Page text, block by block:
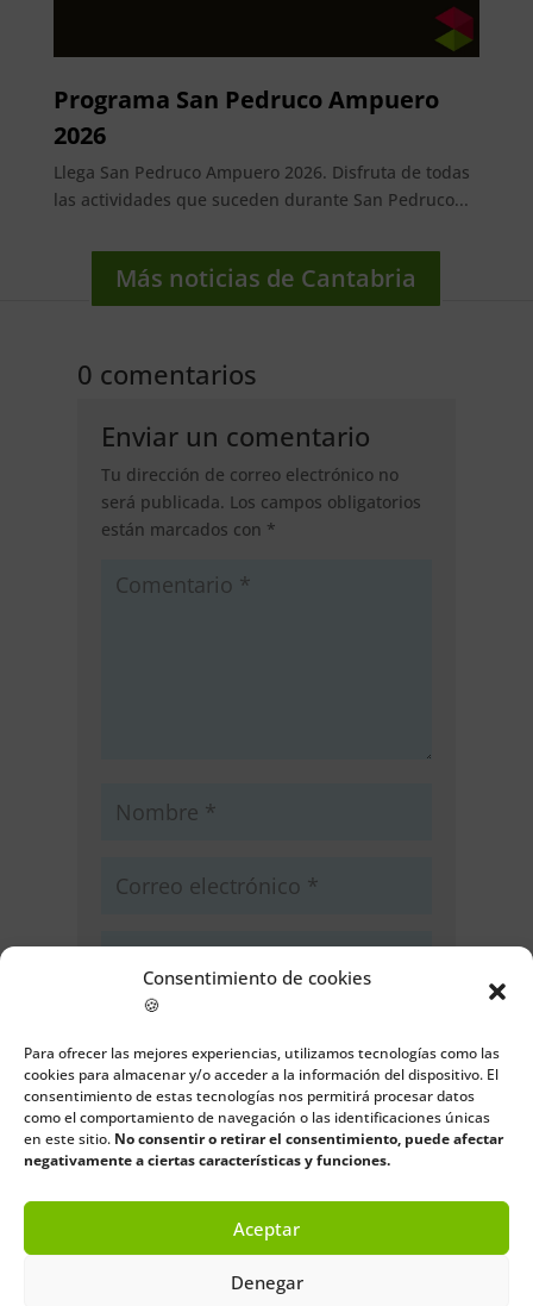
Consentimiento de cookies
🍪
Para ofrecer las mejores experiencias, utilizamos tecnologías como las
cookies para almacenar y/o acceder a la información del dispositivo. El
consentimiento de estas tecnologías nos permitirá procesar datos
como el comportamiento de navegación o las identificaciones únicas
en este sitio. No consentir o retirar el consentimiento, puede afectar
negativamente a ciertas características y funciones.
Aceptar
Denegar
Programa San Pedruco Ampuero
2026
Llega San Pedruco Ampuero 2026. Disfruta de todas
las actividades que suceden durante San Pedruco...
Más noticias de Cantabria
0 comentarios
Enviar un comentario
Tu dirección de correo electrónico no
será publicada. Los campos obligatorios
están marcados con *
Guarda mi nombre, correo
electrónico y web en este navegador
para la próxima vez que comente.
Enviar comentario